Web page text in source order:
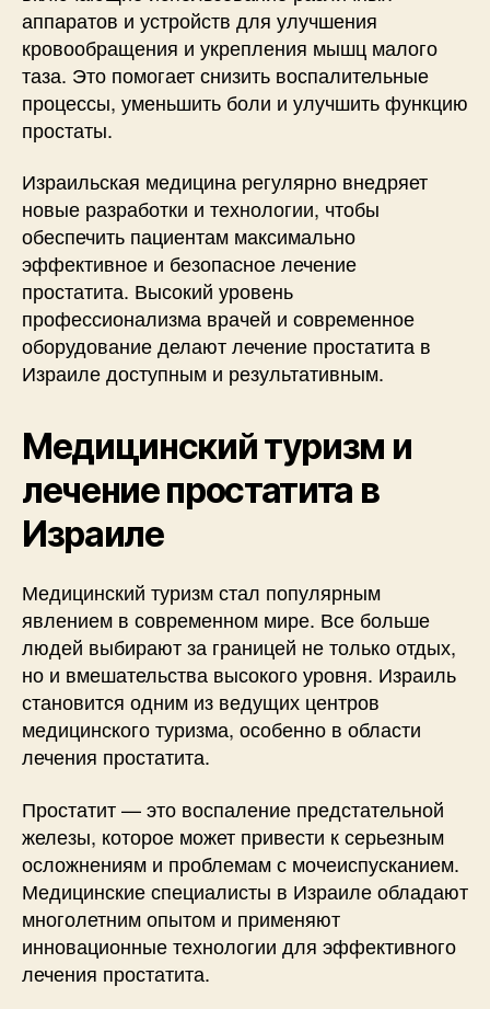
аппаратов и устройств для улучшения
кровообращения и укрепления мышц малого
таза. Это помогает снизить воспалительные
процессы, уменьшить боли и улучшить функцию
простаты.
Израильская медицина регулярно внедряет
новые разработки и технологии, чтобы
обеспечить пациентам максимально
эффективное и безопасное лечение
простатита. Высокий уровень
профессионализма врачей и современное
оборудование делают лечение простатита в
Израиле доступным и результативным.
Медицинский туризм и
лечение простатита в
Израиле
Медицинский туризм стал популярным
явлением в современном мире. Все больше
людей выбирают за границей не только отдых,
но и вмешательства высокого уровня. Израиль
становится одним из ведущих центров
медицинского туризма, особенно в области
лечения простатита.
Простатит — это воспаление предстательной
железы, которое может привести к серьезным
осложнениям и проблемам с мочеиспусканием.
Медицинские специалисты в Израиле обладают
многолетним опытом и применяют
инновационные технологии для эффективного
лечения простатита.